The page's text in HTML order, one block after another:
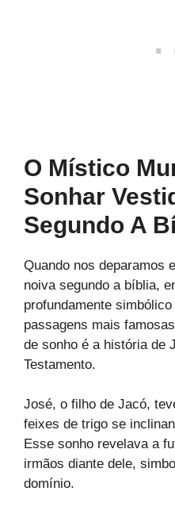
O Místico
Sonhar
Segundo A
Quando nos deparamos
noiva segundo a bíblia,
profundamente
passagens mais
de sonho é a história de
Testamento.
José, o filho de Jacó,
feixes de trigo se
Esse sonho revelava a
irmãos diante dele,
domínio.